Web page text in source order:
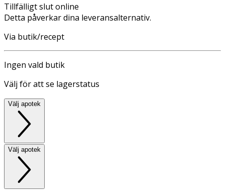
Tillfälligt slut online
Detta påverkar dina leveransalternativ.
Via butik/recept
Ingen vald butik
Välj för att se lagerstatus
Välj apotek
Välj apotek